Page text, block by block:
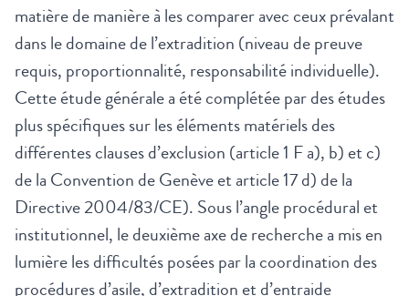
matière de manière à les comparer avec ceux prévalant
dans le domaine de l’extradition (niveau de preuve
requis, proportionnalité, responsabilité individuelle).
Cette étude générale a été complétée par des études
plus spécifiques sur les éléments matériels des
différentes clauses d’exclusion (article 1 F a), b) et c)
de la Convention de Genève et article 17 d) de la
Directive 2004/83/CE). Sous l’angle procédural et
institutionnel, le deuxième axe de recherche a mis en
lumière les difficultés posées par la coordination des
procédures d’asile, d’extradition et d’entraide